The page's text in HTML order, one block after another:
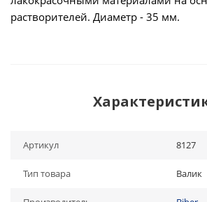
растворителей. Диаметр - 35 мм.
Артикул 8127
Тип товара Валик